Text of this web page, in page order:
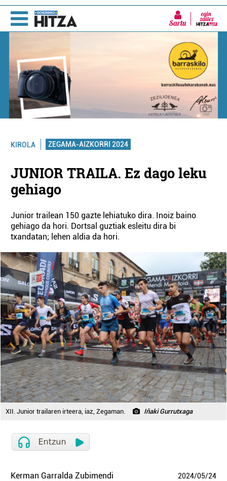
Sartu
KIROLA ZEGAMA-AIZKORRI 2024
JUNIOR TRAILA. Ez dago leku
gehiago
Junior trailean 150 gazte lehiatuko dira. Inoiz baino
gehiago da hori. Dortsal guztiak esleitu dira bi
txandatan; lehen aldia da hori.
XII. Junior trailaren irteera, iaz, Zegaman. Iñaki Gurrutxaga
Kerman Garralda Zubimendi 2024/05/24